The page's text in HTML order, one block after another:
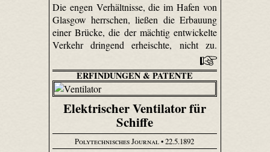
Die engen Verhältnisse, die im Hafen von
Glasgow herrschen, ließen die Erbauung
einer Brücke, die der mächtig entwickelte
Verkehr dringend erheischte, nicht zu.
ERFINDUNGEN & PATENTE
Elektrischer Ventilator für
Schiffe
Polytechnisches Journal• 22.5.1892